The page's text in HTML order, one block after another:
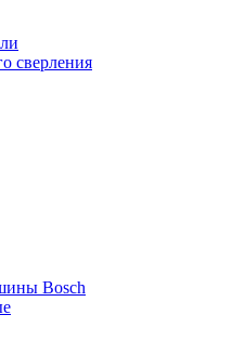
сверления
Bosch